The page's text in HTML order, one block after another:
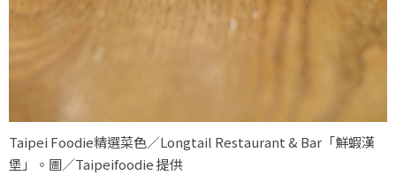
Taipei Foodie精選菜色／Longtail Restaurant & Bar「鮮蝦漢
堡」。圖／Taipeifoodie 提供